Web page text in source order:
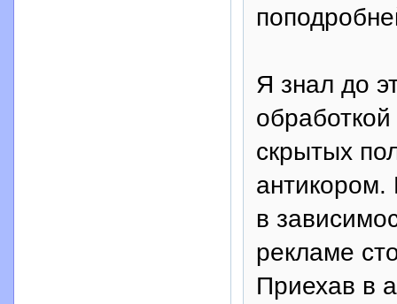
Я знал до
скрытых
антикором.
в
рекламе
Приехав в